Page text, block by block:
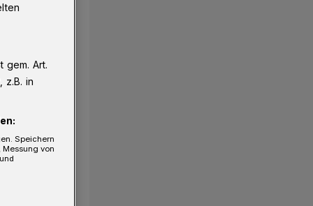
gem. Art.
z.B. in
Speichern
von